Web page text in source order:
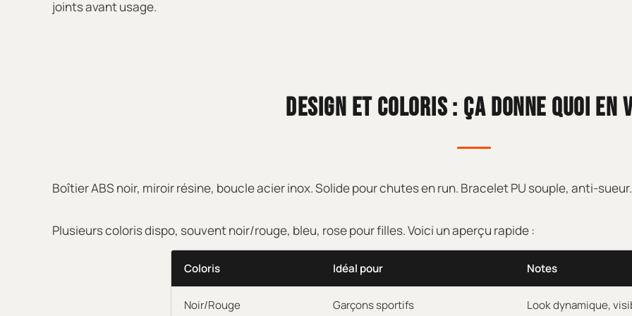
joints avant usage.
DESIGN ET COLORIS : ÇA DONNE QUOI EN
Boîtier ABS noir, miroir résine, boucle acier inox. Solide pour chutes en run. Bracelet PU souple, anti-sueur.
Plusieurs coloris dispo, souvent noir/rouge, bleu, rose pour filles. Voici un aperçu rapide :
Coloris Idéal pour Notes
Noir/Rouge Garçons sportifs Look dynamique,